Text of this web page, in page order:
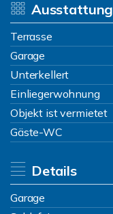
Ausstattung
Terrasse
Garage
Unterkellert
Einliegerwohnung
Objekt ist vermietet
Gäste-WC
Details
Garage